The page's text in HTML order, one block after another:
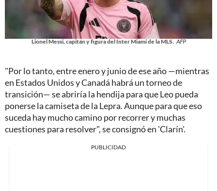
Lionel Messi, capitán y figura del Inter Miami de la MLS. AFP
"Por lo tanto, entre enero y junio de ese año —mientras
en Estados Unidos y Canadá habrá un torneo de
transición— se abriría la hendija para que Leo pueda
ponerse la camiseta de la Lepra. Aunque para que eso
suceda hay mucho camino por recorrer y muchas
cuestiones para resolver", se consignó en 'Clarín'.
PUBLICIDAD